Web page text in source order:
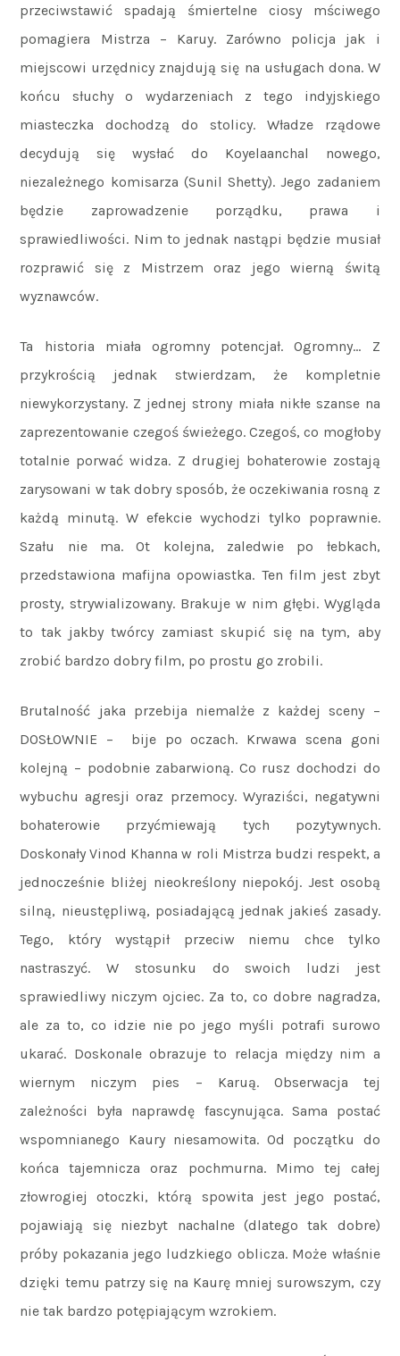
przeciwstawić spadają śmiertelne ciosy mściwego
pomagiera Mistrza – Karuy. Zarówno policja jak i
miejscowi urzędnicy znajdują się na usługach dona. W
końcu słuchy o wydarzeniach z tego indyjskiego
miasteczka dochodzą do stolicy. Władze rządowe
decydują się wysłać do Koyelaanchal nowego,
niezależnego komisarza (Sunil Shetty). Jego zadaniem
będzie zaprowadzenie porządku, prawa i
sprawiedliwości. Nim to jednak nastąpi będzie musiał
rozprawić się z Mistrzem oraz jego wierną świtą
wyznawców.
Ta historia miała ogromny potencjał. Ogromny… Z
przykrością jednak stwierdzam, że kompletnie
niewykorzystany. Z jednej strony miała nikłe szanse na
zaprezentowanie czegoś świeżego. Czegoś, co mogłoby
totalnie porwać widza. Z drugiej bohaterowie zostają
zarysowani w tak dobry sposób, że oczekiwania rosną z
każdą minutą. W efekcie wychodzi tylko poprawnie.
Szału nie ma. Ot kolejna, zaledwie po łebkach,
przedstawiona mafijna opowiastka. Ten film jest zbyt
prosty, strywializowany. Brakuje w nim głębi. Wygląda
to tak jakby twórcy zamiast skupić się na tym, aby
zrobić bardzo dobry film, po prostu go zrobili.
Brutalność jaka przebija niemalże z każdej sceny –
DOSŁOWNIE – bije po oczach. Krwawa scena goni
kolejną – podobnie zabarwioną. Co rusz dochodzi do
wybuchu agresji oraz przemocy. Wyraziści, negatywni
bohaterowie przyćmiewają tych pozytywnych.
Doskonały Vinod Khanna w roli Mistrza budzi respekt, a
jednocześnie bliżej nieokreślony niepokój. Jest osobą
silną, nieustępliwą, posiadającą jednak jakieś zasady.
Tego, który wystąpił przeciw niemu chce tylko
nastraszyć. W stosunku do swoich ludzi jest
sprawiedliwy niczym ojciec. Za to, co dobre nagradza,
ale za to, co idzie nie po jego myśli potrafi surowo
ukarać. Doskonale obrazuje to relacja między nim a
wiernym niczym pies – Karuą. Obserwacja tej
zależności była naprawdę fascynująca. Sama postać
wspomnianego Kaury niesamowita. Od początku do
końca tajemnicza oraz pochmurna. Mimo tej całej
złowrogiej otoczki, którą spowita jest jego postać,
pojawiają się niezbyt nachalne (dlatego tak dobre)
próby pokazania jego ludzkiego oblicza. Może właśnie
dzięki temu patrzy się na Kaurę mniej surowszym, czy
nie tak bardzo potępiającym wzrokiem.